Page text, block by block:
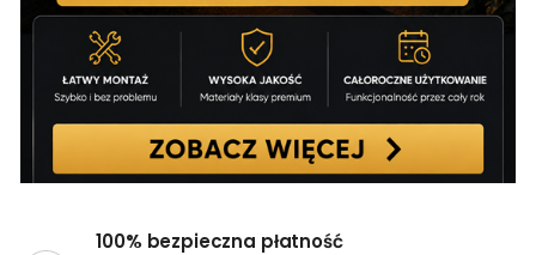
100% bezpieczna płatność